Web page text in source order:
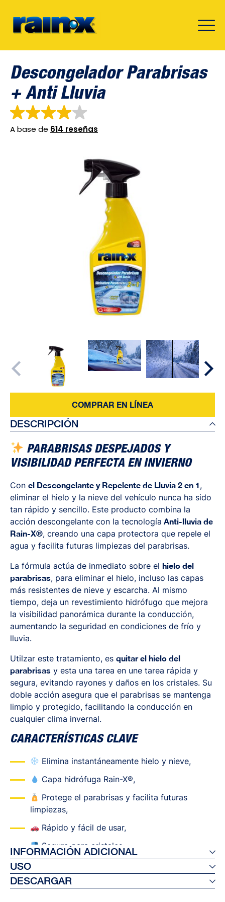
Descongelador Parabrisas
+ Anti Lluvia
A base de 614 reseñas
COMPRAR EN LÍNEA
DESCRIPCIÓN
PARABRISAS DESPEJADOS Y
VISIBILIDAD PERFECTA EN INVIERNO
Con el Descongelante y Repelente de Lluvia 2 en 1,
eliminar el hielo y la nieve del vehículo nunca ha sido
tan rápido y sencillo. Este producto combina la
acción descongelante con la tecnología Anti-lluvia de
Rain-X®, creando una capa protectora que repele el
agua y facilita futuras limpiezas del parabrisas.
La fórmula actúa de inmediato sobre el hielo del
parabrisas, para eliminar el hielo, incluso las capas
más resistentes de nieve y escarcha. Al mismo
tiempo, deja un revestimiento hidrófugo que mejora
la visibilidad panorámica durante la conducción,
aumentando la seguridad en condiciones de frío y
lluvia.
Utilzar este tratamiento, es quitar el hielo del
parabrisas y esta una tarea en une tarea rápida y
segura, evitando rayones y daños en los cristales. Su
doble acción asegura que el parabrisas se mantenga
limpio y protegido, facilitando la conducción en
cualquier clima invernal.
CARACTERÍSTICAS CLAVE
Elimina instantáneamente hielo y nieve,
Capa hidrófuga Rain-X®,
Protege el parabrisas y facilita futuras
limpiezas,
Rápido y fácil de usar,
Seguro para cristales,
INFORMACIÓN ADICIONAL
Ref 26101
EAN 8410410261014
USO
Paso 1. Arrancar el motor y conectar el
DESCARGAR